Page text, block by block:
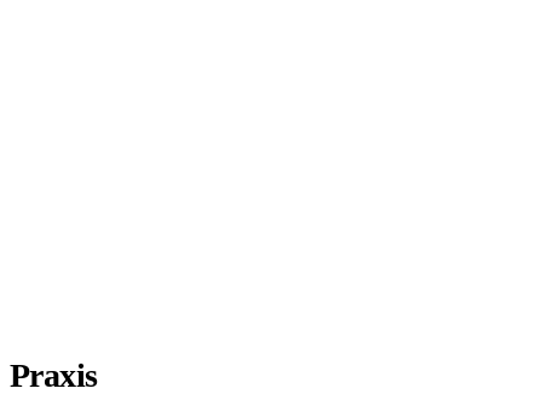
Praxis